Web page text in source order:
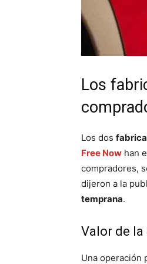
Los
Los dos
Free Now han
compradores,
dijeron a la
temprana.
Valor de
Una operación